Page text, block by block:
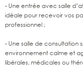
- Une entrée avec salle
idéale pour recevoir vos
professionnel ;
- Une salle de consultation
environnement calme et
libérales, médicales ou